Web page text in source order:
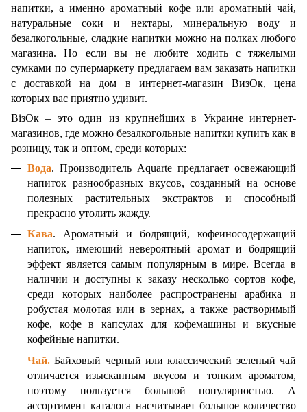
напитки, а именно ароматный кофе или ароматный чай,
натуральные соки и нектары, минеральную воду и
безалкогольные, сладкие напитки можно на полках любого
магазина. Но если вы не любите ходить с тяжелыми
сумками по супермаркету предлагаем вам заказать напитки
с доставкой на дом в интернет-магазин ВизОк, цена
которых вас приятно удивит.
ВізОк – это один из крупнейших в Украине интернет-
магазинов, где можно безалкогольные напитки купить как в
розницу, так и оптом, среди которых:
Вода. Производитель Aquarte предлагает освежающий
напиток разнообразных вкусов, созданный на основе
полезных растительных экстрактов и способный
прекрасно утолить жажду.
Кава. Ароматный и бодрящий, кофеиносодержащий
напиток, имеющий невероятный аромат и бодрящий
эффект является самым популярным в мире. Всегда в
наличии и доступны к заказу несколько сортов кофе,
среди которых наиболее распространены арабика и
робустая молотая или в зернах, а также растворимый
кофе, кофе в капсулах для кофемашины и вкусные
кофейные напитки.
Чай. Байховый черный или классический зеленый чай
отличается изысканным вкусом и тонким ароматом,
поэтому пользуется большой популярностью. А
ассортимент каталога насчитывает большое количество